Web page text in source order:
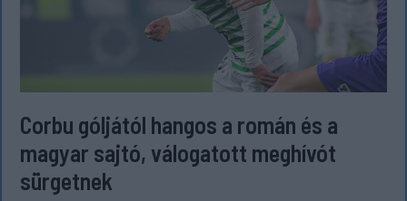
Corbu góljától hangos a román és a
magyar sajtó, válogatott meghívót
sürgetnek